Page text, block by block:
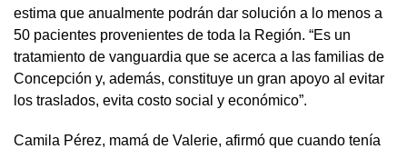
estima que anualmente podrán dar solución a lo menos a
50 pacientes provenientes de toda la Región. “Es un
tratamiento de vanguardia que se acerca a las familias de
Concepción y, además, constituye un gran apoyo al evitar
los traslados, evita costo social y económico”.
Camila Pérez, mamá de Valerie, afirmó que cuando tenía